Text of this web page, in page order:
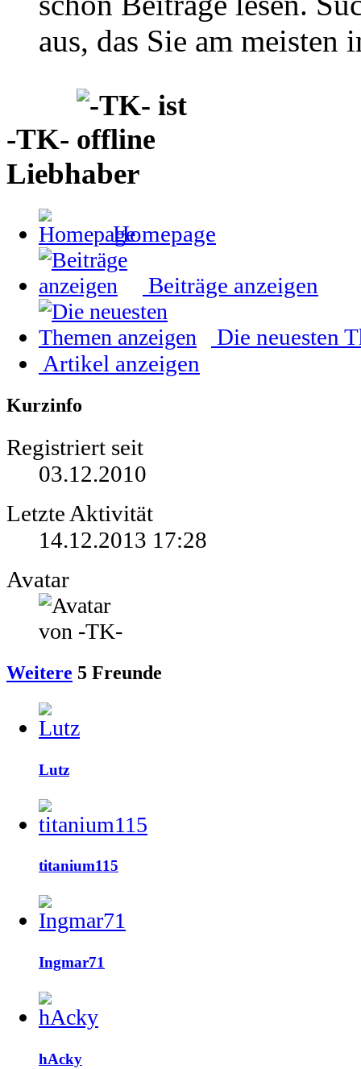
aus, das Sie am meisten
-TK-
Liebhaber
Homepage
Beiträge anzeigen
Die neuesten
Artikel anzeigen
Kurzinfo
Registriert seit
03.12.2010
Letzte Aktivität
14.12.2013 17:28
Avatar
Weitere 5 Freunde
Lutz
titanium115
Ingmar71
hAcky